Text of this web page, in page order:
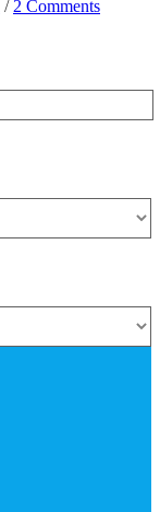
/ 2 Comments